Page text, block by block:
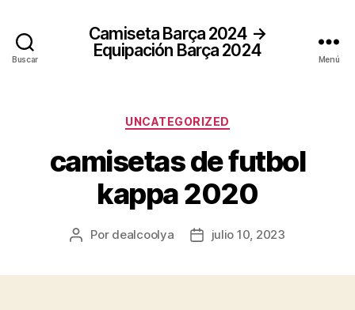
Buscar
Camiseta Barça 2024 →
Equipación Barça 2024
Menú
Categorías
UNCATEGORIZED
camisetas de futbol
kappa 2020
Autor
Por dealcoolya
Fechajulio 10, 2023